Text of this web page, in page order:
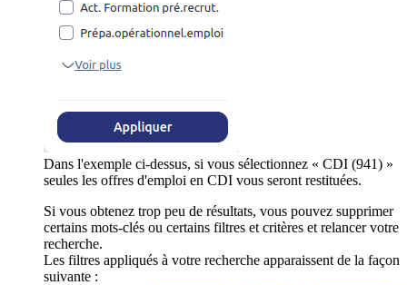
Dans l'exemple ci-dessus, si vous sélectionnez « CDI (941) »
seules les offres d'emploi en CDI vous seront restituées.
Si vous obtenez trop peu de résultats, vous pouvez supprimer
certains mots-clés ou certains filtres et critères et relancer votre
recherche.
Les filtres appliqués à votre recherche apparaissent de la façon
suivante :